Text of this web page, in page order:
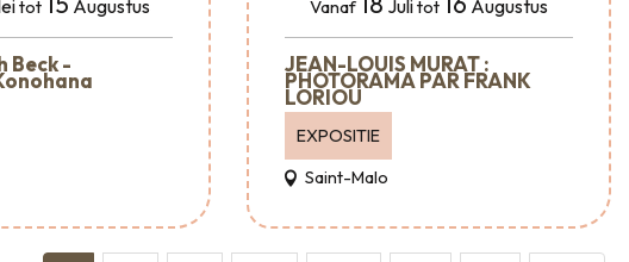
tot Augustus
Beck -
Vanaf Julitot Augustus
JEAN-LOUIS MURAT :
PHOTORAMA PAR FRANK
LORIOU
EXPOSITIE
Saint-Malo